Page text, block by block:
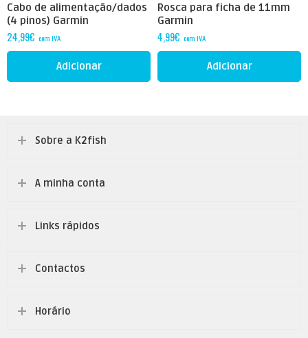
Cabo de alimentação/dados
(4 pinos) Garmin
24,99€ com IVA
Adicionar
Rosca para ficha de 11mm
Garmin
4,99€ com IVA
Adicionar
Sobre a K2fish
A minha conta
Links rápidos
Contactos
Horário